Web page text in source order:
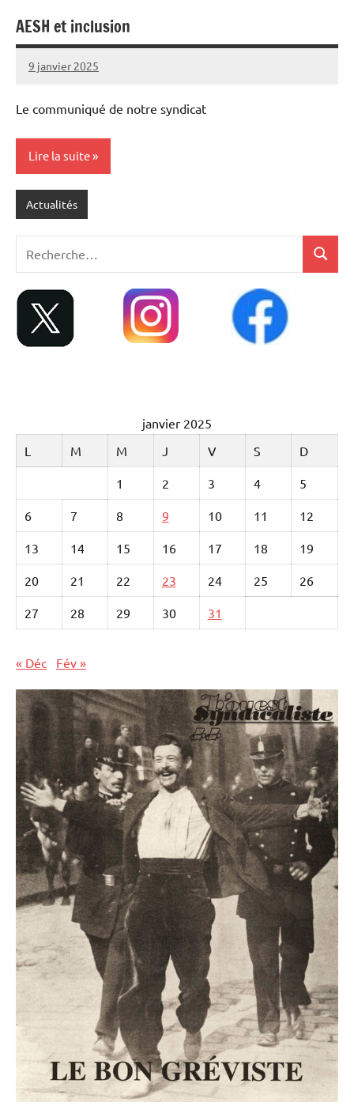
AESH et inclusion
9 janvier 2025
admin
Le communiqué de notre syndicat
Lire la suite
Actualités
janvier 2025
L
M M J V S D
1 2 3 4 5
6 7 8 9 10 11 12
13 14 15 16 17 18 19
20 21 22 23 24 25 26
27 28 29 30 31
« Déc Fév »